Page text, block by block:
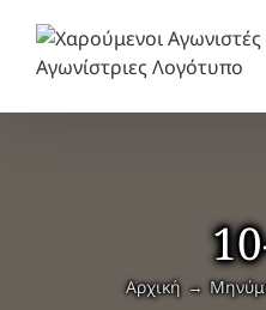
περιεχόμενο
Αρχική